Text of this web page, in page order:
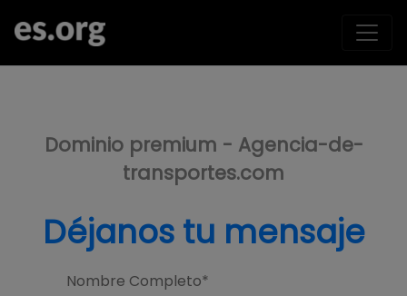
Dominio premium - Agencia-de-
transportes.com
Déjanos tu mensaje
Nombre Completo*